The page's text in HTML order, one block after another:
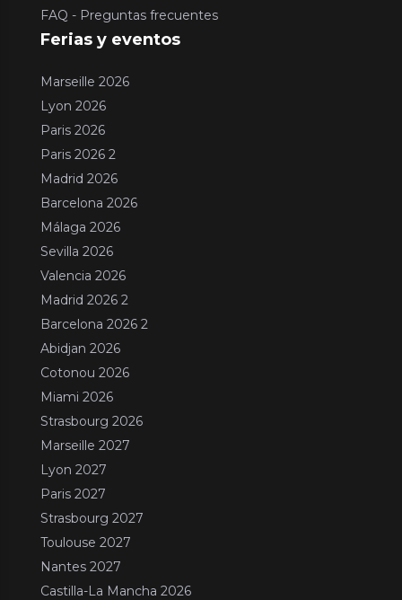
FAQ - Preguntas frecuentes
Ferias y eventos
Marseille 2026
Lyon 2026
Paris 2026
Paris 2026 2
Madrid 2026
Barcelona 2026
Málaga 2026
Sevilla 2026
Valencia 2026
Madrid 2026 2
Barcelona 2026 2
Abidjan 2026
Cotonou 2026
Miami 2026
Strasbourg 2026
Marseille 2027
Lyon 2027
Paris 2027
Strasbourg 2027
Toulouse 2027
Nantes 2027
Castilla-La Mancha 2026